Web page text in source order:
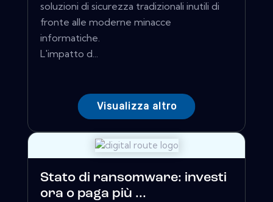
soluzioni di sicurezza tradizionali inutili di
fronte alle moderne minacce
informatiche.
L'impatto d...
Visualizza altro
Stato di ransomware: investi
ora o paga più ...